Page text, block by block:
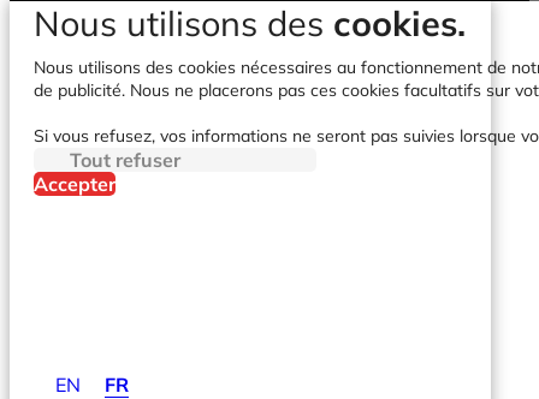
EN FR
Nous utilisons des cookies.
Nous utilisons des cookies nécessaires au fonctionnement de
de publicité. Nous ne placerons pas ces cookies facultatifs sur
Si vous refusez, vos informations ne seront pas suivies lorsque
Tout refuser
Accepter